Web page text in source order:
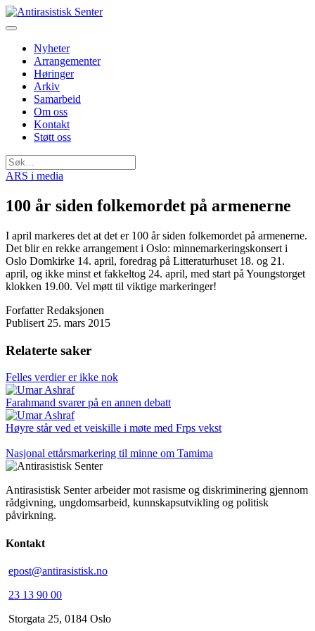
Nyheter
Arrangementer
Høringer
Arkiv
Samarbeid
Om oss
Kontakt
Støtt oss
Søk
etter:
ARS i media
100 år siden folkemordet på armenerne
I april markeres det at det er 100 år siden folkemordet på armenerne.
Det blir en rekke arrangement i Oslo: minnemarkeringskonsert i
Oslo Domkirke 14. april, foredrag på Litteraturhuset 18. og 21.
april, og ikke minst et fakkeltog 24. april, med start på Youngstorget
klokken 19.00. Vel møtt til viktige markeringer!
Forfatter Redaksjonen
Publisert 25. mars 2015
Relaterte saker
Felles verdier er ikke nok
Farahmand svarer på en annen debatt
Høyre står ved et veiskille i møte med Frps vekst
Nasjonal ettårsmarkering til minne om Tamima
Antirasistisk Senter arbeider mot rasisme og diskriminering gjennom
rådgivning, ungdomsarbeid, kunnskapsutvikling og politisk
påvirkning.
Kontakt
epost@antirasistisk.no
23 13 90 00
Storgata 25, 0184 Oslo